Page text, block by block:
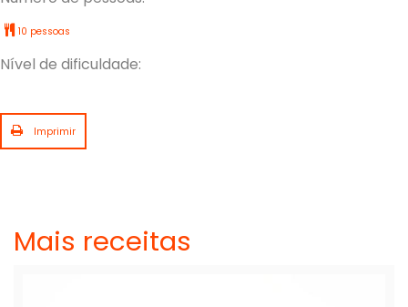
10 pessoas
Nível de dificuldade:
Imprimir
Mais receitas